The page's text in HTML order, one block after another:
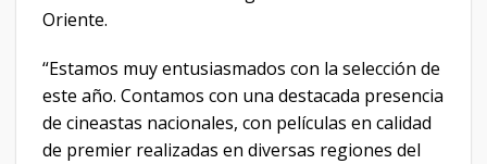
Oriente.
“Estamos muy entusiasmados con la selección de
este año. Contamos con una destacada presencia
de cineastas nacionales, con películas en calidad
de premier realizadas en diversas regiones del